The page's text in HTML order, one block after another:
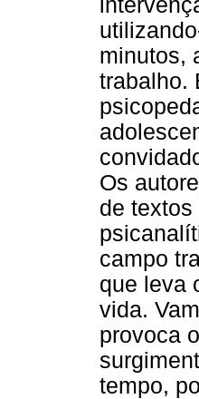
minutos,
trabalho.
Os
de
campo
que leva
vida.
provoca
tempo,